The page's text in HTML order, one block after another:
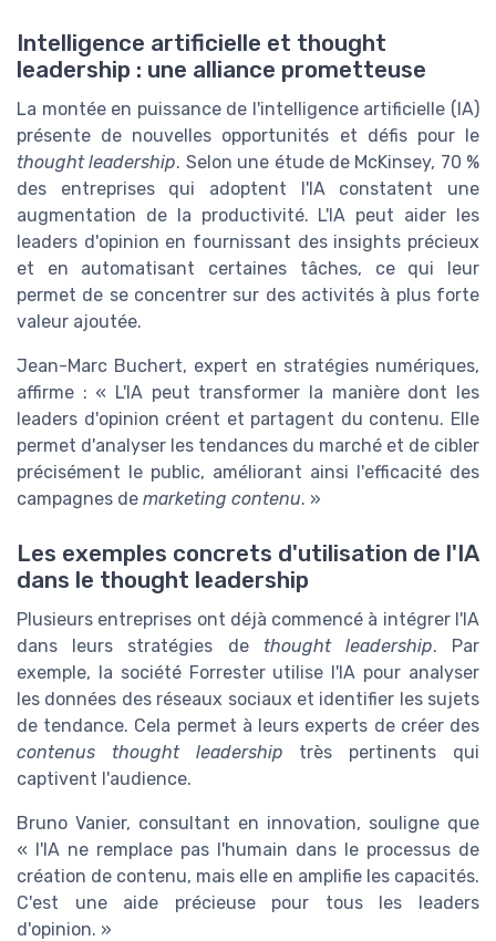
Intelligence artificielle et thought
leadership : une alliance prometteuse
La montée en puissance de l'intelligence artificielle (IA)
présente de nouvelles opportunités et défis pour le
thought leadership. Selon une étude de McKinsey, 70 %
des entreprises qui adoptent l'IA constatent une
augmentation de la productivité. L'IA peut aider les
leaders d'opinion en fournissant des insights précieux
et en automatisant certaines tâches, ce qui leur
permet de se concentrer sur des activités à plus forte
valeur ajoutée.
Jean-Marc Buchert, expert en stratégies numériques,
affirme : « L'IA peut transformer la manière dont les
leaders d'opinion créent et partagent du contenu. Elle
permet d'analyser les tendances du marché et de cibler
précisément le public, améliorant ainsi l'efficacité des
campagnes de marketing contenu. »
Les exemples concrets d'utilisation de l'IA
dans le thought leadership
Plusieurs entreprises ont déjà commencé à intégrer l'IA
dans leurs stratégies de thought leadership. Par
exemple, la société Forrester utilise l'IA pour analyser
les données des réseaux sociaux et identifier les sujets
de tendance. Cela permet à leurs experts de créer des
contenus thought leadership très pertinents qui
captivent l'audience.
Bruno Vanier, consultant en innovation, souligne que
« l'IA ne remplace pas l'humain dans le processus de
création de contenu, mais elle en amplifie les capacités.
C'est une aide précieuse pour tous les leaders
d'opinion. »